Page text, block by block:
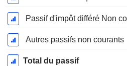
Passif d'impôt différé Non
Autres passifs non courants
Total du passif